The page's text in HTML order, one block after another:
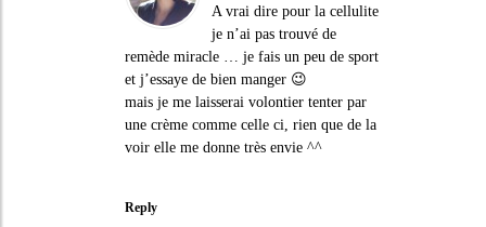
A vrai dire pour la cellulite
je n’ai pas trouvé de
remède miracle … je fais un peu de sport
et j’essaye de bien manger 😉
mais je me laisserai volontier tenter par
une crème comme celle ci, rien que de la
voir elle me donne très envie ^^
Reply